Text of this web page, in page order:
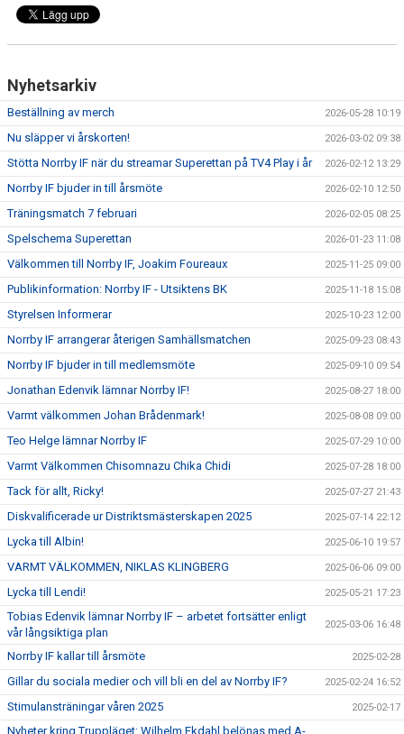
Nyhetsarkiv
Beställning av merch 2026-05-28 10:19
Nu släpper vi årskorten! 2026-03-02 09:38
Stötta Norrby IF när du streamar Superettan på TV4 Play i år 2026-02-12 13:29
Norrby IF bjuder in till årsmöte 2026-02-10 12:50
Träningsmatch 7 februari 2026-02-05 08:25
Spelschema Superettan 2026-01-23 11:08
Välkommen till Norrby IF, Joakim Foureaux 2025-11-25 09:00
Publikinformation: Norrby IF - Utsiktens BK 2025-11-18 15:08
Styrelsen Informerar 2025-10-23 12:00
Norrby IF arrangerar återigen Samhällsmatchen 2025-09-23 08:43
Norrby IF bjuder in till medlemsmöte 2025-09-10 09:54
Jonathan Edenvik lämnar Norrby IF! 2025-08-27 18:00
Varmt välkommen Johan Brådenmark! 2025-08-08 09:00
Teo Helge lämnar Norrby IF 2025-07-29 10:00
Varmt Välkommen Chisomnazu Chika Chidi 2025-07-28 18:00
Tack för allt, Ricky! 2025-07-27 21:43
Diskvalificerade ur Distriktsmästerskapen 2025 2025-07-14 22:12
Lycka till Albin! 2025-06-10 19:57
VARMT VÄLKOMMEN, NIKLAS KLINGBERG 2025-06-06 09:00
Lycka till Lendi! 2025-05-21 17:23
Tobias Edenvik lämnar Norrby IF – arbetet fortsätter enligt
vår långsiktiga plan
2025-03-06 16:48
Norrby IF kallar till årsmöte 2025-02-28
Gillar du sociala medier och vill bli en del av Norrby IF? 2025-02-24 16:52
Stimulansträningar våren 2025 2025-02-17
Nyheter kring Truppläget: Wilhelm Ekdahl belönas med A-